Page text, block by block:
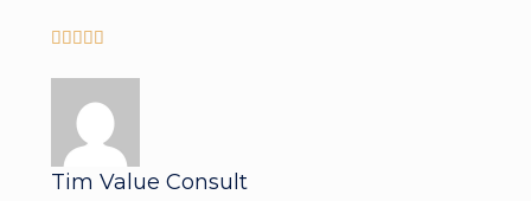
    
Tim Value Consult